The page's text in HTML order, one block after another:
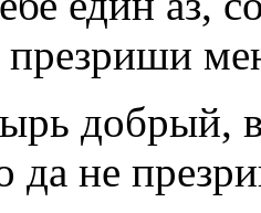
презриши
добрый,
да не